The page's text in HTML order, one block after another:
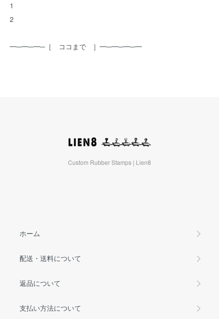
1
2
━─━─━─［ ココまで ］━─━─━─━
Custom Rubber Stamps | Lien8
ホーム
配送・送料について
返品について
支払い方法について